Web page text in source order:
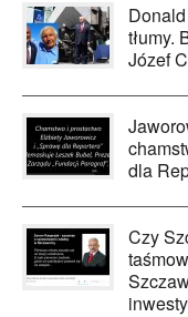
tłumy.
Józef
dla
Czy